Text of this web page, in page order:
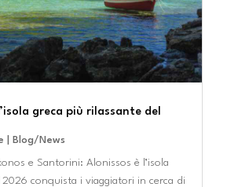
greca più rilassante del
Blog/News
e Santorini: Alonissos è l’isola
2026 conquista i viaggiatori in cerca di